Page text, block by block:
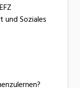
und Soziales